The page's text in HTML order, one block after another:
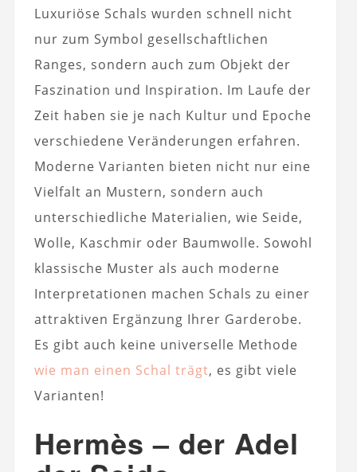
Luxuriöse Schals wurden schnell nicht
nur zum Symbol gesellschaftlichen
Ranges, sondern auch zum Objekt der
Faszination und Inspiration. Im Laufe der
Zeit haben sie je nach Kultur und Epoche
verschiedene Veränderungen erfahren.
Moderne Varianten bieten nicht nur eine
Vielfalt an Mustern, sondern auch
unterschiedliche Materialien, wie Seide,
Wolle, Kaschmir oder Baumwolle. Sowohl
klassische Muster als auch moderne
Interpretationen machen Schals zu einer
attraktiven Ergänzung Ihrer Garderobe.
Es gibt auch keine universelle Methode
wie man einen Schal trägt, es gibt viele
Varianten!
Hermès – der Adel